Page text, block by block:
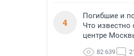
4
Погибшие и
Что известно
центре
82 639